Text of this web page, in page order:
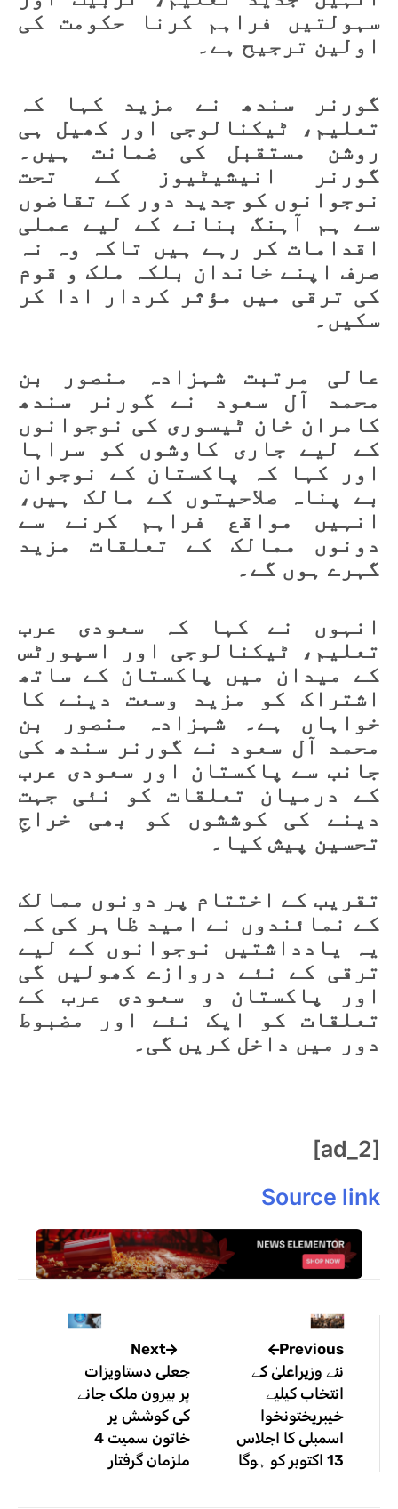
سہولتیں فراہم کرنا حکومت کی
اولین ترجیح ہے۔
گورنر سندھ نے مزید کہا کہ
تعلیم، ٹیکنالوجی اور کھیل ہی
روشن مستقبل کی ضمانت ہیں۔
گورنر انیشیٹیوز کے تحت
نوجوانوں کو جدید دور کے تقاضوں
سے ہم آہنگ بنانے کے لیے عملی
اقدامات کر رہے ہیں تاکہ وہ نہ
صرف اپنے خاندان بلکہ ملک و قوم
کی ترقی میں مؤثر کردار ادا کر
سکیں۔
عالی مرتبت شہزادہ منصور بن
محمد آل سعود نے گورنر سندھ
کامران خان ٹیسوری کی نوجوانوں
کے لیے جاری کاوشوں کو سراہا
اور کہا کہ پاکستان کے نوجوان
بے پناہ صلاحیتوں کے مالک ہیں،
انہیں مواقع فراہم کرنے سے
دونوں ممالک کے تعلقات مزید
گہرے ہوں گے۔
انہوں نے کہا کہ سعودی عرب
تعلیم، ٹیکنالوجی اور اسپورٹس
کے میدان میں پاکستان کے ساتھ
اشتراک کو مزید وسعت دینے کا
خواہاں ہے۔ شہزادہ منصور بن
محمد آل سعود نے گورنر سندھ کی
جانب سے پاکستان اور سعودی عرب
کے درمیان تعلقات کو نئی جہت
دینے کی کوششوں کو بھی خراجِ
تحسین پیش کیا۔
تقریب کے اختتام پر دونوں ممالک
کے نمائندوں نے امید ظاہر کی کہ
یہ یادداشتیں نوجوانوں کے لیے
ترقی کے نئے دروازے کھولیں گی
اور پاکستان و سعودی عرب کے
تعلقات کو ایک نئے اور مضبوط
دور میں داخل کریں گی۔
[ad_2]
Source link
Previous
نئے وزیراعلیٰ کے
انتخاب کیلیے
خیبرپختونخوا
اسمبلی کا اجلاس
13 اکتوبر کو ہوگا
Next
جعلی دستاویزات
پر بیرون ملک جانے
کی کوشش پر
خاتون سمیت 4
ملزمان گرفتار